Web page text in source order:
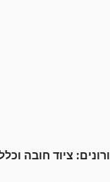
ציוד חובה